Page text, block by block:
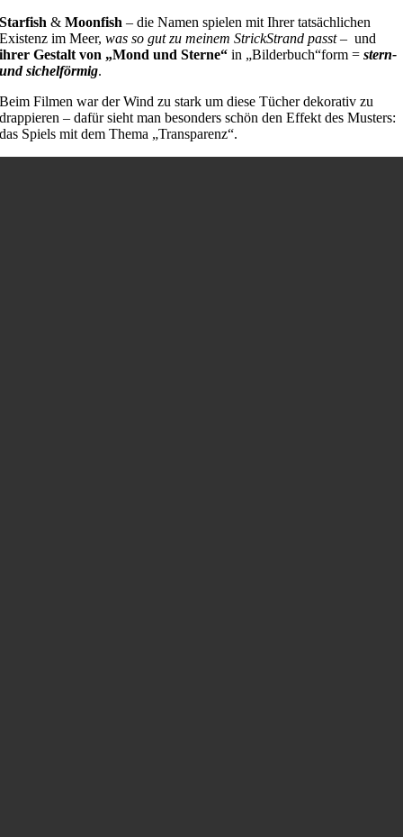
Starfish &Moonfish – die Namen spielen mit Ihrer tatsächlichen
Existenz im Meer,was so gut zu meinem StrickStrand passt– und
ihrer Gestalt von „Mond und Sterne“ in „Bilderbuch“form =stern-
und sichelförmig.
Beim Filmen war der Wind zu stark um diese Tücher dekorativ zu
drappieren – dafür sieht man besonders schön den Effekt des Musters:
das Spiels mit dem Thema „Transparenz“.